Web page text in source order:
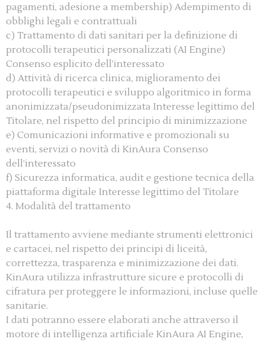
pagamenti, adesione a membership) Adempimento di
obblighi legali e contrattuali
c) Trattamento di dati sanitari per la definizione di
protocolli terapeutici personalizzati (AI Engine)
Consenso esplicito dell’interessato
d) Attività di ricerca clinica, miglioramento dei
protocolli terapeutici e sviluppo algoritmico in forma
anonimizzata/pseudonimizzata Interesse legittimo del
Titolare, nel rispetto del principio di minimizzazione
e) Comunicazioni informative e promozionali su
eventi, servizi o novità di KinAura Consenso
dell’interessato
f) Sicurezza informatica, audit e gestione tecnica della
piattaforma digitale Interesse legittimo del Titolare
4. Modalità del trattamento
Il trattamento avviene mediante strumenti elettronici
e cartacei, nel rispetto dei principi di liceità,
correttezza, trasparenza e minimizzazione dei dati.
KinAura utilizza infrastrutture sicure e protocolli di
cifratura per proteggere le informazioni, incluse quelle
sanitarie.
I dati potranno essere elaborati anche attraverso il
motore di intelligenza artificiale KinAura AI Engine,